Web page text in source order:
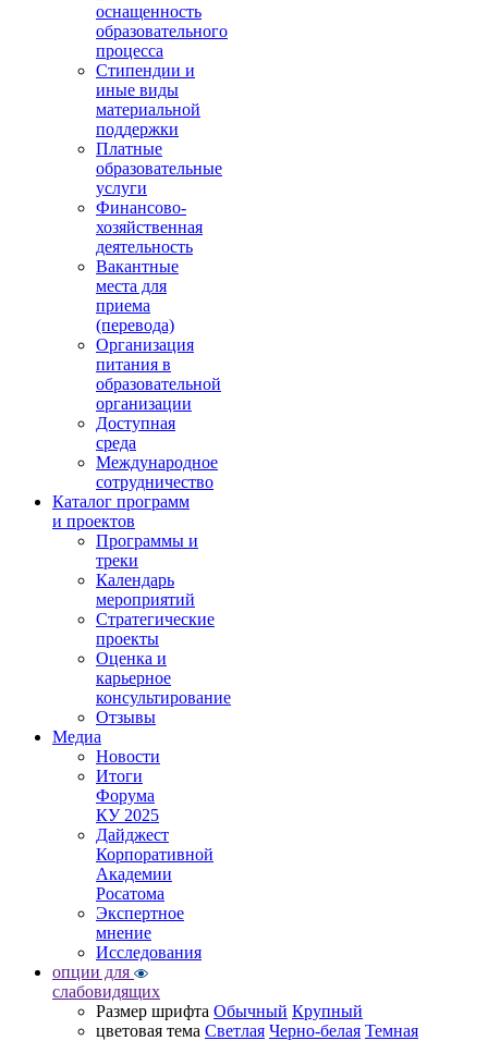
оснащенность
образовательного
процесса
Стипендии и
иные виды
материальной
поддержки
Платные
образовательные
услуги
Финансово-
хозяйственная
деятельность
Вакантные
места для
приема
(перевода)
Организация
питания в
образовательной
организации
Доступная
среда
Международное
сотрудничество
Каталог программ
и проектов
Программы и
треки
Календарь
мероприятий
Стратегические
проекты
Оценка и
карьерное
консультирование
Отзывы
Медиа
Новости
Итоги
Форума
КУ 2025
Дайджест
Корпоративной
Академии
Росатома
Экспертное
мнение
Исследования
опции для
слабовидящих
Размер шрифта Обычный Крупный
цветовая тема Светлая Черно-белая Темная